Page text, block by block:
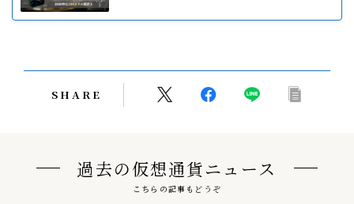
SHARE
過去の仮想通貨ニュース
こちらの記事もどうぞ